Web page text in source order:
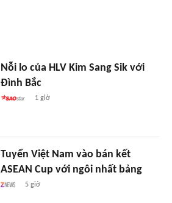
Nỗi lo của HLV Kim Sang Sik với
Đình Bắc
1 giờ
Tuyển Việt Nam vào bán kết
ASEAN Cup với ngôi nhất bảng
5 giờ